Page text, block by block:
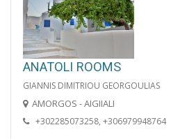
ANATOLI ROOMS
GIANNIS DIMITRIOU GEORGOULIAS
AMORGOS - AIGIIALI
+302285073258, +306979948764